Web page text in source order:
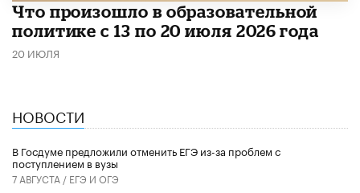
Что произошло в образовательной
политике с 13 по 20 июля 2026 года
20 ИЮЛЯ
НОВОСТИ
В Госдуме предложили отменить ЕГЭ из-за проблем с
поступлением в вузы
7 АВГУСТА / ЕГЭ И ОГЭ